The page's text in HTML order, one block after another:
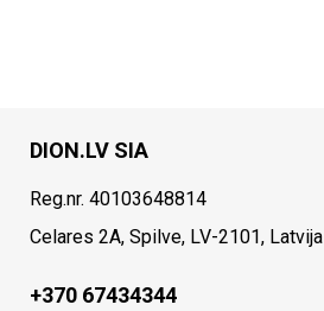
DION.LV SIA
Reg.nr. 40103648814
Celares 2A, Spilve, LV-2101, Latvija
+370 67434344